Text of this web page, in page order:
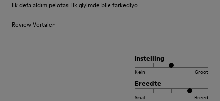
İlk defa aldım pelotası ilk giyimde bile farkediyo
Review Vertalen
Instelling
Klein Groot
Breedte
Smal Breed